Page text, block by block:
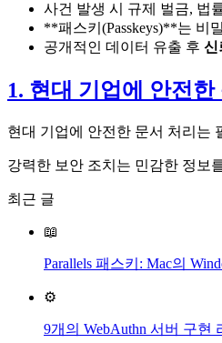
사건 발생 시 규제 벌금, 법
**패스키(Passkeys)**는 비
공개적인 데이터 유출 후 신
1. 현대 기업에 안전
현대 기업에 안전한 문서 처리는
강력한 보안 조치는 민감한 정보
최근 글
📖
Parallels 패스키: Mac의
⚙️
9개의 WebAuthn 서버 구현